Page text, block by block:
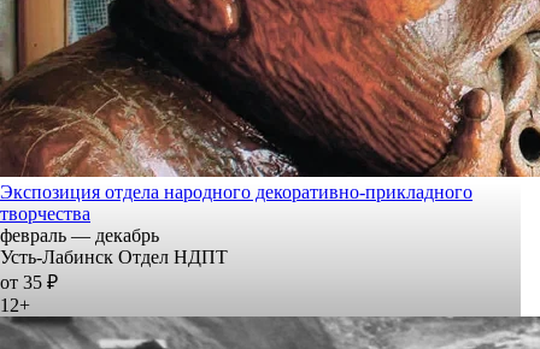
Экспозиция отдела народного декоративно-прикладного
творчества
февраль — декабрь
Усть-Лабинск Отдел НДПТ
от 35 ₽
12+